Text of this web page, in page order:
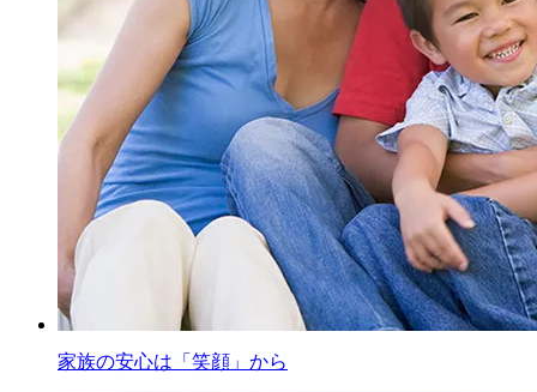
家族の安心は「笑顔」から